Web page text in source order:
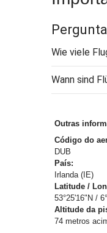
Wie viele
Wann sind
Outras
Código do
DUB
País:
Irlanda (IE)
Latitude /
53°25'16"N /
Altitude da
74 metros